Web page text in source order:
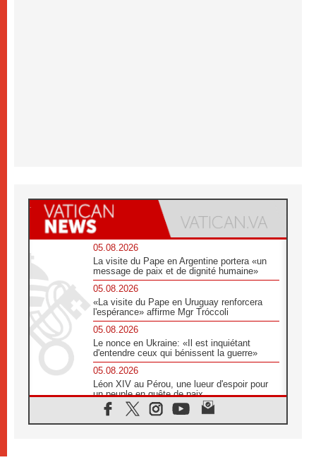
05.08.2026
La visite du Pape en Argentine portera «un
message de paix et de dignité humaine»
05.08.2026
«La visite du Pape en Uruguay renforcera
l'espérance» affirme Mgr Tróccoli
05.08.2026
Le nonce en Ukraine: «Il est inquiétant
d'entendre ceux qui bénissent la guerre»
05.08.2026
Léon XIV au Pérou, une lueur d'espoir pour
un peuple en quête de paix
05.08.2026
SCEAM: L'Église en Afrique vers